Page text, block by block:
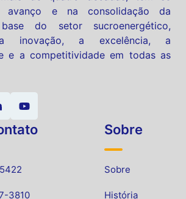
avanço e na consolidação da
do setor sucroenergético,
a inovação, a excelência, a
e a competitividade em todas as
3810
Sobre
Sobre
História